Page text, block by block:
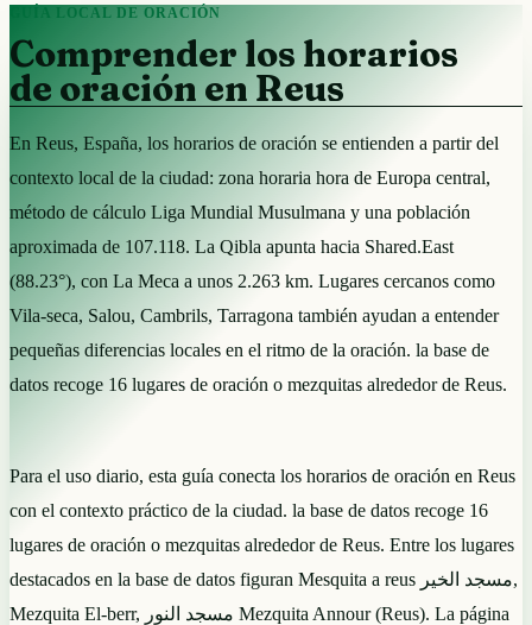
GUÍA LOCAL DE ORACIÓN
Comprender los horarios
de oración en Reus
En Reus, España, los horarios de oración se entienden a partir del
contexto local de la ciudad: zona horaria hora de Europa central,
método de cálculo Liga Mundial Musulmana y una población
aproximada de 107.118. La Qibla apunta hacia Shared.East
(88.23°), con La Meca a unos 2.263 km. Lugares cercanos como
Vila-seca, Salou, Cambrils, Tarragona también ayudan a entender
pequeñas diferencias locales en el ritmo de la oración. la base de
datos recoge 16 lugares de oración o mezquitas alrededor de Reus.
Para el uso diario, esta guía conecta los horarios de oración en Reus
con el contexto práctico de la ciudad. la base de datos recoge 16
lugares de oración o mezquitas alrededor de Reus. Entre los lugares
destacados en la base de datos figuran Mesquita a reus مسجد الخير,
Mezquita El-berr, مسجد النور Mezquita Annour (Reus). La página